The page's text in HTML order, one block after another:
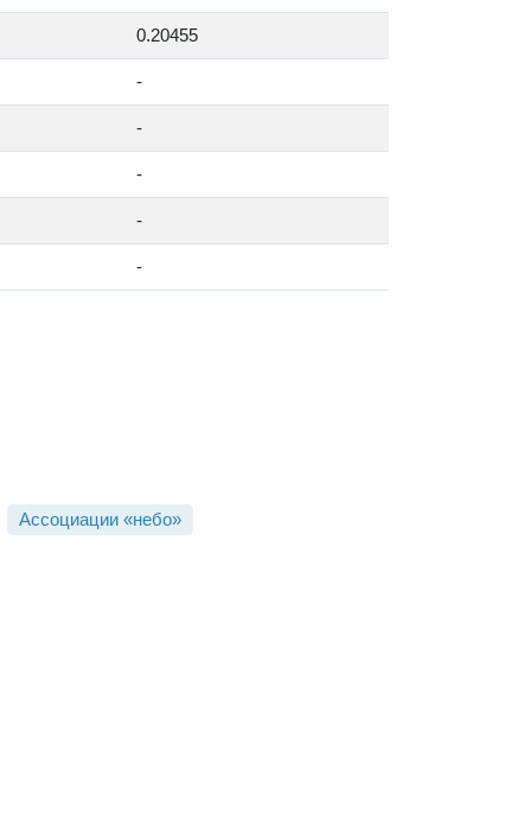
0.20455
-
-
-
-
-
Ассоциации «небо»